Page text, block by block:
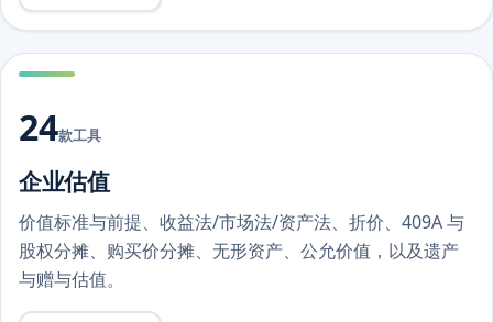
24款工具
企业估值
价值标准与前提、收益法/市场法/资产法、折价、409A 与
股权分摊、购买价分摊、无形资产、公允价值，以及遗产
与赠与估值。